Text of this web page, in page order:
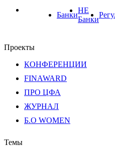
Банки
НЕ
Банки
Проекты
КОНФЕРЕНЦИИ
FINAWARD
ПРО ЦФА
ЖУРНАЛ
Б.О WOMEN
Темы